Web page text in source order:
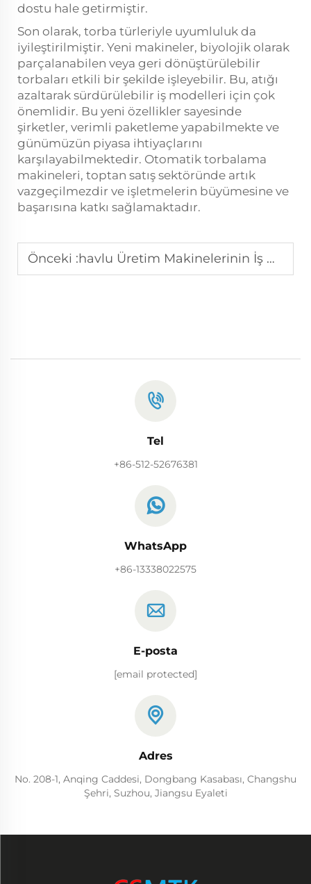
dostu hale getirmiştir.
Son olarak, torba türleriyle uyumluluk da
iyileştirilmiştir. Yeni makineler, biyolojik olarak
parçalanabilen veya geri dönüştürülebilir
torbaları etkili bir şekilde işleyebilir. Bu, atığı
azaltarak sürdürülebilir iş modelleri için çok
önemlidir. Bu yeni özellikler sayesinde
şirketler, verimli paketleme yapabilmekte ve
günümüzün piyasa ihtiyaçlarını
karşılayabilmektedir. Otomatik torbalama
makineleri, toptan satış sektöründe artık
vazgeçilmezdir ve işletmelerin büyümesine ve
başarısına katkı sağlamaktadır.
Önceki :havlu Üretim Makinelerinin İş Büyümesini Sağlamasının 5 Nedeni
Tel
+86-512-52676381
WhatsApp
+86-13338022575
E-posta
[email protected]
Adres
No. 208-1, Anqing Caddesi, Dongbang Kasabası, Changshu
Şehri, Suzhou, Jiangsu Eyaleti